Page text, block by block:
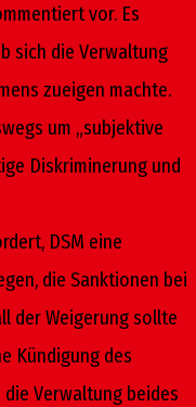
vor. Es
sich die Verwaltung
zueigen machte.
um „subjektive
Diskriminerung und
DSM eine
die Sanktionen bei
der Weigerung sollte
Kündigung des
Verwaltung beides